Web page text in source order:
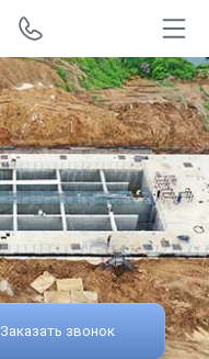
Заказать звонок